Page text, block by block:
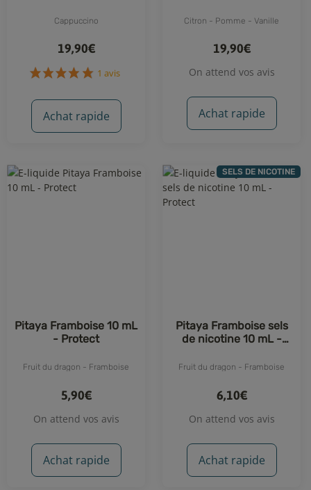
Cappuccino
19,90€
Achat rapide
Citron - Pomme - Vanille
19,90€
On attend vos avis
Achat rapide
Pitaya Framboise 10 mL
- Protect
Fruit du dragon - Framboise
5,90€
On attend vos avis
Achat rapide
SELS DE NICOTINE
Pitaya Framboise sels
de nicotine 10 mL -
Fruit du dragon - Framboise
6,10€
On attend vos avis
Achat rapide